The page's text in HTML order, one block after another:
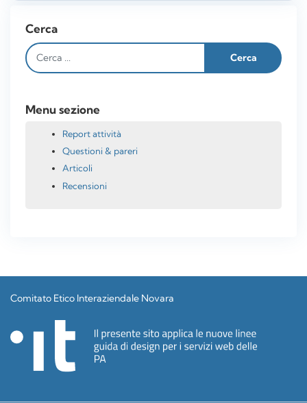
Cerca
Menu sezione
Report attività
Questioni & pareri
Articoli
Recensioni
Comitato Etico Interaziendale Novara